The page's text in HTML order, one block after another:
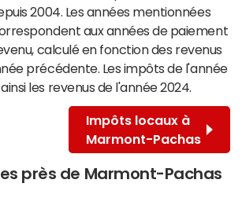
2004. Les années mentionnées
aux années de paiement
calculé en fonction des revenus
précédente. Les impôts de l'année
les revenus de l'année 2024.
Impôts locaux à
Marmont-Pachas
près de Marmont-Pachas